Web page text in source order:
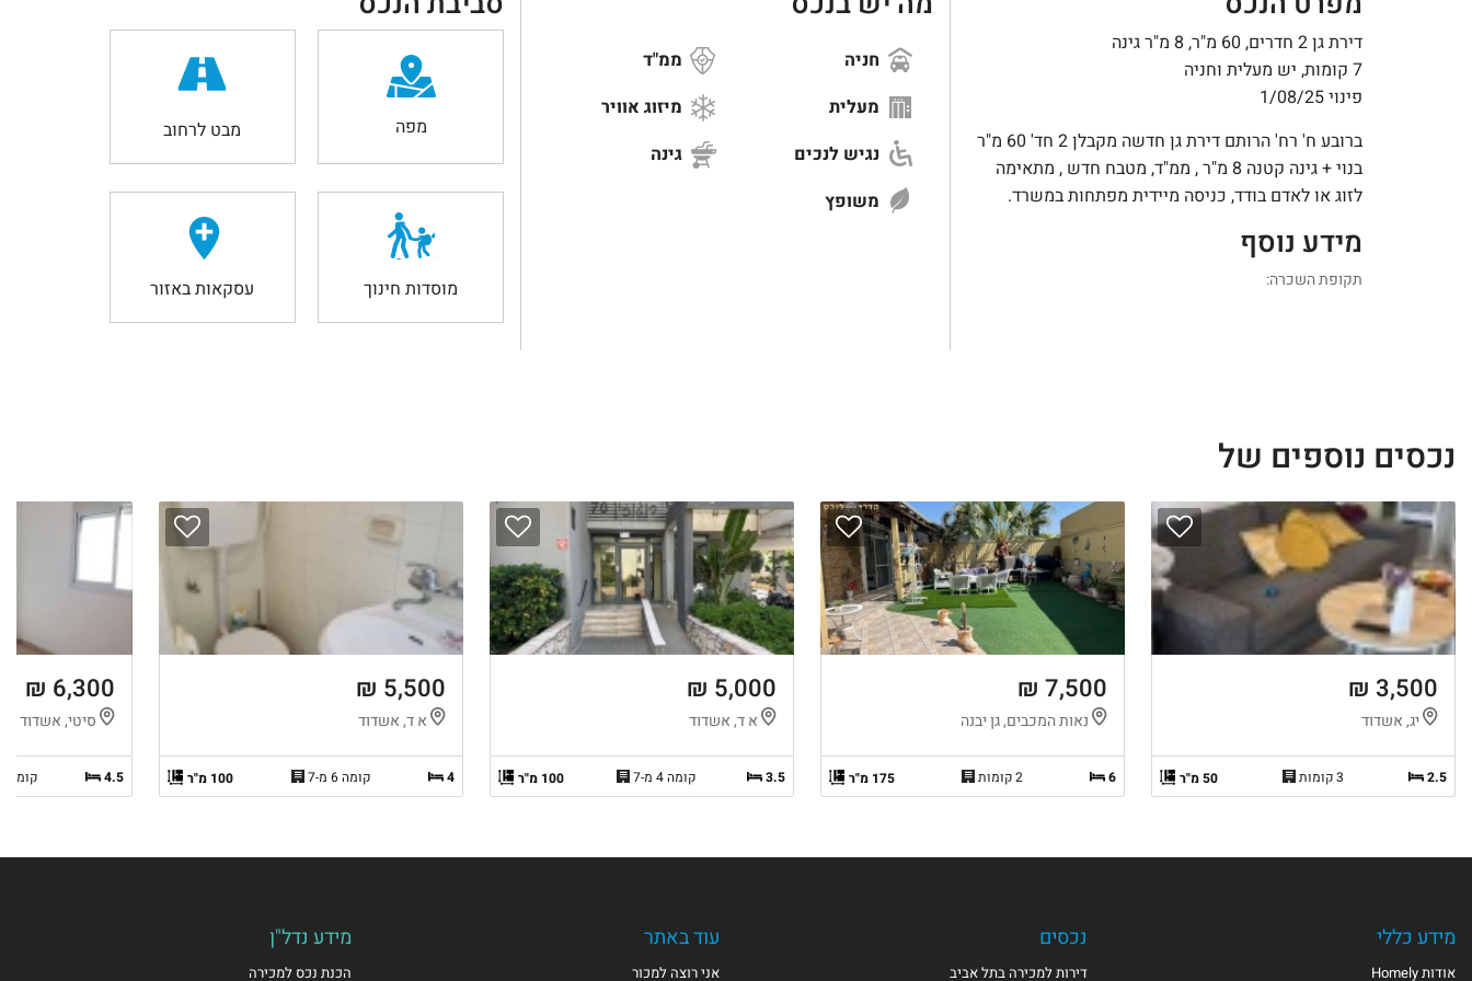
דירת גן 2 חדרים, 60 מ"ר, 8 מ"ר גינה
7 קומות, יש מעלית וחניה
פינוי 1/08/25
ברובע ח' רח' הרותם דירת גן חדשה מקבלן 2 חד' 60 מ"ר
בנוי + גינה קטנה 8 מ"ר , ממ"ד, מטבח חדש , מתאימה
לזוג או לאדם בודד, כניסה מיידית מפתחות במשרד.
מידע נוסף
תקופת השכרה:
חניה
ממ"ד
מעלית
מיזוג אוויר
נגיש לנכים
גינה
משופץ
מפה מבט לרחוב
מוסדות חינוך עסקאות באזור
נכסים נוספים של
3,500 ₪
יג, אשדוד
2.5 3 קומות 50 מ"ר
7,500 ₪
נאות המכבים, גן יבנה
6 2 קומות 175 מ"ר
5,000 ₪
א ד, אשדוד
3.5 קומה 4 מ-7 100 מ"ר
5,500 ₪
א ד, אשדוד
4 קומה 6 מ-7 100 מ"ר
6,300 ₪
סיטי, אשדוד
4.5 קומה 9 מ-11
מידע כללי
אודות Homely
נכסים
דירות למכירה בתל אביב
עוד באתר
אני רוצה למכור
מידע נדל"ן
הכנת נכס למכירה